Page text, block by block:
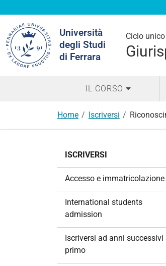
Università
degli Studi
di Ferrara
Ciclo unico
nel
sito
IL CORSO
Home Iscriversi
ISCRIVERSI
Accesso e immatricolazione
International students
admission
Iscriversi ad anni successivi
primo